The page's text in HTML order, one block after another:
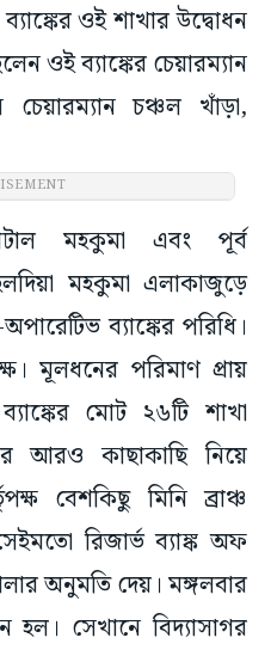
ব্যাঙ্কের ওই শাখার উদ্বোধন
ওই ব্যাঙ্কের চেয়ারম্যান
চেয়ারম্যান চঞ্চল খাঁড়া,
মহকুমা এবং পূর্ব
মহকুমা এলাকাজুড়ে
ব্যাঙ্কের পরিধি।
মূলধনের পরিমাণ প্রায়
মোট ২৬টি শাখা
আরও কাছাকাছি নিয়ে
বেশকিছু মিনি ব্রাঞ্চ
রিজার্ভ ব্যাঙ্ক অফ
অনুমতি দেয়। মঙ্গলবার
হল। সেখানে বিদ্যাসাগর